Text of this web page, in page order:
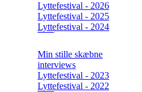
Lyttefestival - 2026
Lyttefestival - 2025
Lyttefestival - 2024
Min stille skæbne
interviews
Lyttefestival - 2023
Lyttefestival - 2022